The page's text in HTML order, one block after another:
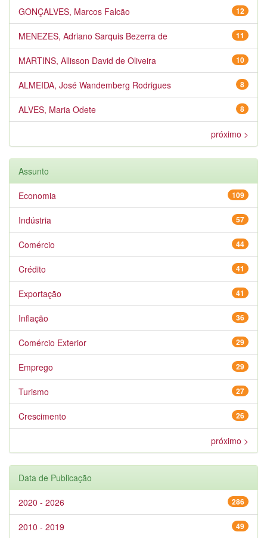
12
GONÇALVES, Marcos Falcão
11
MENEZES, Adriano Sarquis Bezerra de
10
MARTINS, Allisson David de Oliveira
8
ALMEIDA, José Wandemberg Rodrigues
8
ALVES, Maria Odete
próximo >
Assunto
109
Economia
57
Indústria
44
Comércio
41
Crédito
41
Exportação
36
Inflação
29
Comércio Exterior
29
Emprego
27
Turismo
26
Crescimento
próximo >
Data de Publicação
286
2020 - 2026
49
2010 - 2019